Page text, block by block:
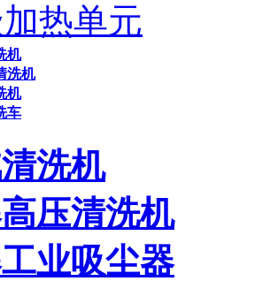
热单元
机
洗机
机
车
洗机
压清洗机
业吸尘器